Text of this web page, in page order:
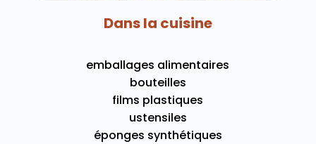
Dans la cuisine
emballages alimentaires
bouteilles
films plastiques
ustensiles
éponges synthétiques